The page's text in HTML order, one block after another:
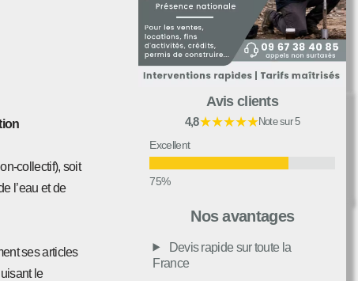
collectif), soit
l’eau et de
ses articles
le
Avis clients
4,8★★★★★Note sur 5
Excellent
Moyen
Nos avantages
Devis rapide sur toute la
France